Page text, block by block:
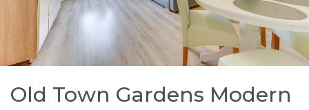
Old Town Gardens Modern